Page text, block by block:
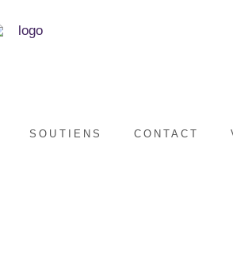
SOUTIENS CONTACT